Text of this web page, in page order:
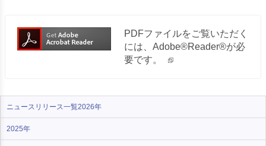
PDFファイルをご覧いただく
には、Adobe®Reader®が必
要です。
ニュースリリース一覧2026年
2025年